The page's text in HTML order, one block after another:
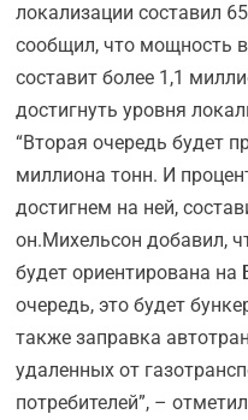
локализации составил
сообщил, что мощность
составит более 1,1
достигнуть уровня
“Вторая очередь будет
миллиона тонн. И
достигнем на ней,
он.Михельсон добавил,
будет ориентирована на
очередь, это будет
также заправка
удаленных от
потребителей”, –